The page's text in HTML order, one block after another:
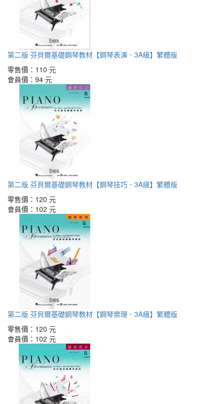
第二版 芬貝爾基礎鋼琴教材【鋼琴表演．3A級】繁體版
零售價： 110 元
會員價： 94 元
第二版 芬貝爾基礎鋼琴教材【鋼琴技巧．3A級】繁體版
零售價： 120 元
會員價： 102 元
第二版 芬貝爾基礎鋼琴教材【鋼琴樂理．3A級】繁體版
零售價： 120 元
會員價： 102 元